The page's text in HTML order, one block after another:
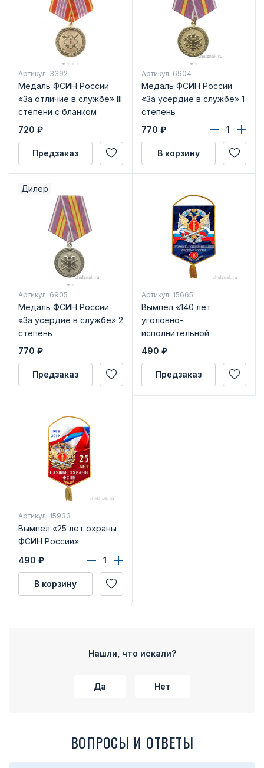
Артикул: 3392
Медаль ФСИН России
«За отличие в службе» III
степени с бланком
удостоверения
720 ₽
Предзаказ
Артикул: 6904
Медаль ФСИН России
«За усердие в службе» 1
степень
770 ₽
В корзину
Дилер
Артикул: 6905
Медаль ФСИН России
«За усердие в службе» 2
степень
770 ₽
Предзаказ
Артикул: 15665
Вымпел «140 лет
уголовно-
исполнительной
системе России»
490 ₽
Предзаказ
Артикул: 15933
Вымпел «25 лет охраны
ФСИН России»
490 ₽
В корзину
Нашли, что искали?
Да Нет
ВОПРОСЫ И ОТВЕТЫ